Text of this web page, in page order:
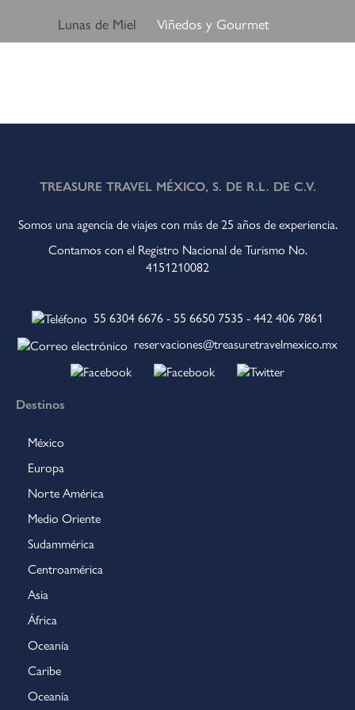
Lunas de Miel Viñedos y Gourmet
TREASURE TRAVEL MÉXICO, S. DE R.L. DE C.V.
Somos una agencia de viajes con más de 25 años de experiencia.
Contamos con el Registro Nacional de Turismo No.
4151210082
55 6304 6676 - 55 6650 7535 - 442 406 7861
reservaciones@treasuretravelmexico.mx
Destinos
México
Europa
Norte América
Medio Oriente
Sudammérica
Centroamérica
Asia
África
Oceanía
Caribe
Oceanía